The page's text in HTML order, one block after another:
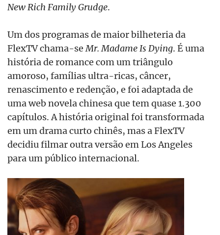
New Rich Family Grudge.
Um dos programas de maior bilheteria da
FlexTV chama-se Mr. Madame Is Dying. É uma
história de romance com um triângulo
amoroso, famílias ultra-ricas, câncer,
renascimento e redenção, e foi adaptada de
uma web novela chinesa que tem quase 1.300
capítulos. A história original foi transformada
em um drama curto chinês, mas a FlexTV
decidiu filmar outra versão em Los Angeles
para um público internacional.